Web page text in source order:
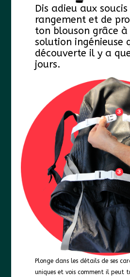
Dis adieu aux soucis
rangement et de
ton blouson grâce à
solution ingénieuse
découverte il y a
jours.
Plonge dans les détails de ses
uniques et vois comment il peut